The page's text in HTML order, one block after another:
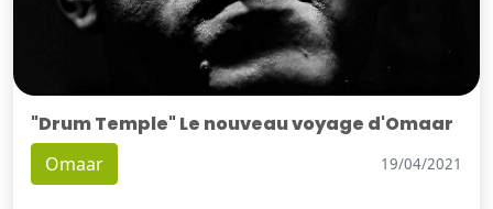
"Drum Temple" Le nouveau voyage d'Omaar
Omaar 19/04/2021